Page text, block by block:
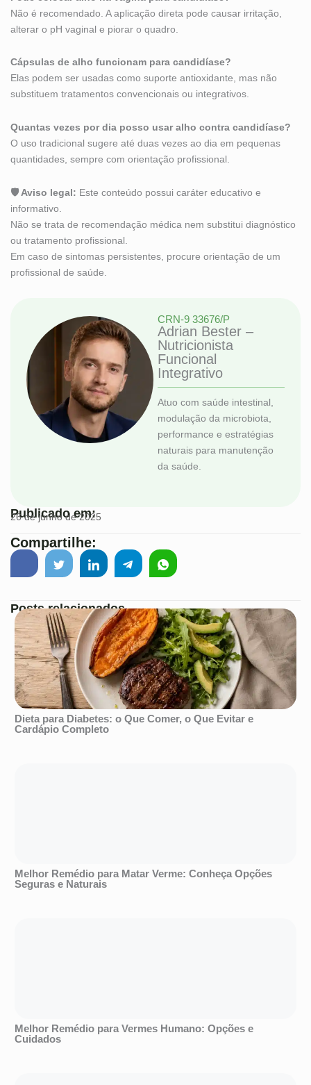
Não é recomendado. A aplicação direta pode causar irritação,
alterar o pH vaginal e piorar o quadro.
Cápsulas de alho funcionam para candidíase?
Elas podem ser usadas como suporte antioxidante, mas não
substituem tratamentos convencionais ou integrativos.
Quantas vezes por dia posso usar alho contra candidíase?
O uso tradicional sugere até duas vezes ao dia em pequenas
quantidades, sempre com orientação profissional.
🛡 Aviso legal: Este conteúdo possui caráter educativo e
informativo.
Não se trata de recomendação médica nem substitui diagnóstico
ou tratamento profissional.
Em caso de sintomas persistentes, procure orientação de um
profissional de saúde.
CRN-9 33676/P
Adrian Bester –
Nutricionista
Funcional
Integrativo
Atuo com saúde intestinal,
modulação da microbiota,
performance e estratégias
naturais para manutenção
da saúde.
Publicado em:
26 de junho de 2025
Compartilhe:
Posts relacionados
Dieta para Diabetes: o Que Comer, o Que Evitar e
Cardápio Completo
Melhor Remédio para Matar Verme: Conheça Opções
Seguras e Naturais
Melhor Remédio para Vermes Humano: Opções e
Cuidados